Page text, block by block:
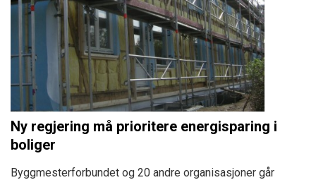
Ny regjering må prioritere energisparing i
boliger
Byggmesterforbundet og 20 andre organisasjoner går